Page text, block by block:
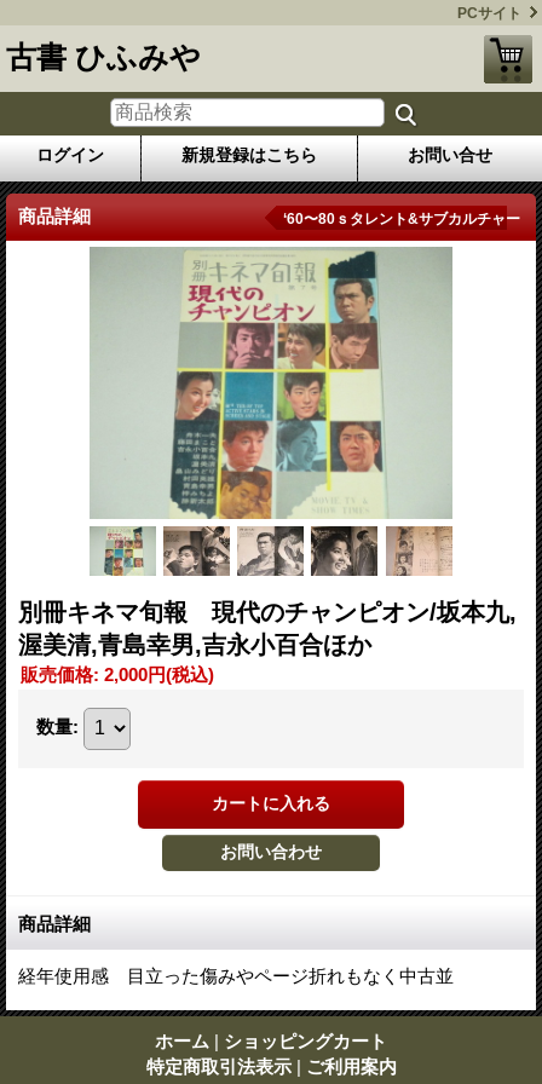
PCサイト
古書 ひふみや
ログイン 新規登録はこちら お問い合せ
商品詳細 ‘60〜80ｓタレント&サブカルチャー
別冊キネマ旬報 現代のチャンピオン/坂本九,
渥美清,青島幸男,吉永小百合ほか
販売価格: 2,000円(税込)
数量:
商品詳細
経年使用感 目立った傷みやページ折れもなく中古並
ホーム | ショッピングカート
特定商取引法表示 | ご利用案内